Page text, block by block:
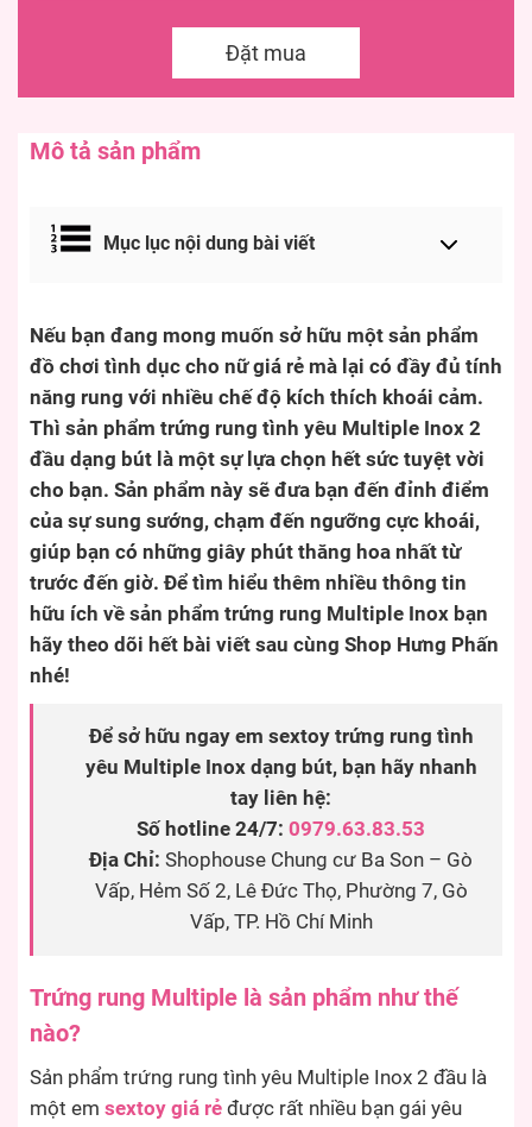
Đặt mua
Mô tả sản phẩm
Mục lục nội dung bài viết
Nếu bạn đang mong muốn sở hữu một sản phẩm
đồ chơi tình dục cho nữ giá rẻ mà lại có đầy đủ tính
năng rung với nhiều chế độ kích thích khoái cảm.
Thì sản phẩm trứng rung tình yêu Multiple Inox 2
đầu dạng bút là một sự lựa chọn hết sức tuyệt vời
cho bạn. Sản phẩm này sẽ đưa bạn đến đỉnh điểm
của sự sung sướng, chạm đến ngưỡng cực khoái,
giúp bạn có những giây phút thăng hoa nhất từ
trước đến giờ. Để tìm hiểu thêm nhiều thông tin
hữu ích về sản phẩm trứng rung Multiple Inox bạn
hãy theo dõi hết bài viết sau cùng Shop Hưng Phấn
nhé!
Để sở hữu ngay em sextoy trứng rung tình
yêu Multiple Inox dạng bút, bạn hãy nhanh
tay liên hệ:
Số hotline 24/7: 0979.63.83.53
Địa Chỉ: Shophouse Chung cư Ba Son – Gò
Vấp, Hẻm Số 2, Lê Đức Thọ, Phường 7, Gò
Vấp, TP. Hồ Chí Minh
Trứng rung Multiple là sản phẩm như thế
nào?
Sản phẩm trứng rung tình yêu Multiple Inox 2 đầu là
một em sextoy giá rẻ được rất nhiều bạn gái yêu